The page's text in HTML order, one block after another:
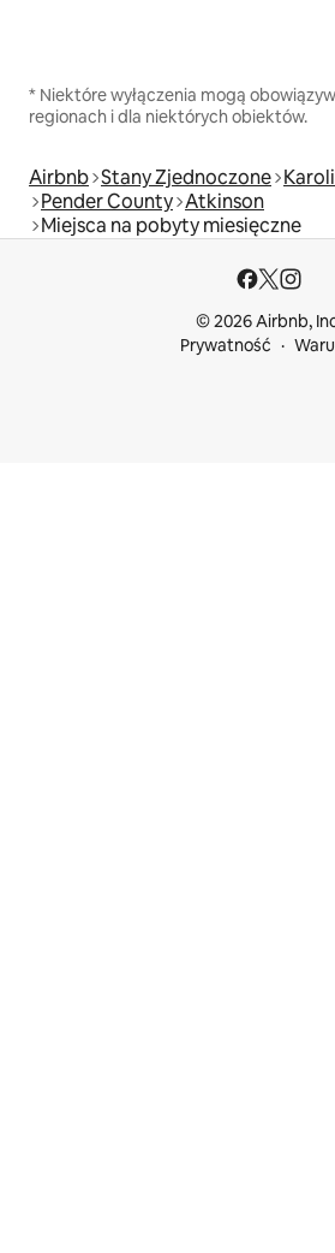
* Niektóre wyłączenia mogą
regionach i dla niektórych obiektów.
Airbnb Stany Zjednoczone
Pender County Atkinson
Miejsca na pobyty miesięczne
© 2026 Airbnb,
Prywatność